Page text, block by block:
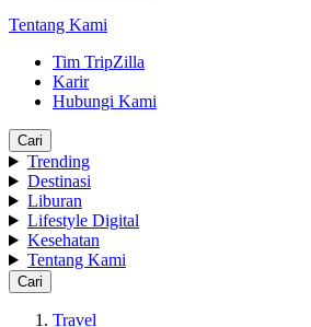
Tentang Kami
Tim TripZilla
Karir
Hubungi Kami
Cari
Trending
Destinasi
Liburan
Lifestyle Digital
Kesehatan
Tentang Kami
Cari
Travel